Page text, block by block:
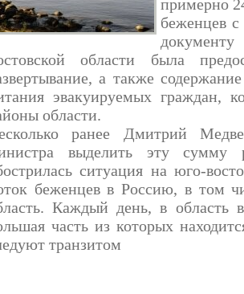
примерно
беженцев
области была
а также
эвакуируемых граждан,
области.
ранее Дмитрий
выделить эту сумму
ситуация на юго-
беженцев в Россию, в том
Каждый день, в область
часть из которых
транзитом